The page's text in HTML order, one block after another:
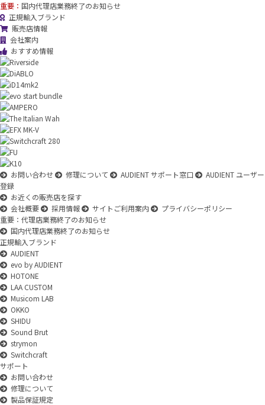
重要： 国内代理店業務終了のお知らせ
正規輸入ブランド
販売店情報
会社案内
おすすめ情報
お問い合わせ 修理について AUDIENT サポート窓口
AUDIENT ユーザー
登録
お近くの販売店を探す
会社概要
採用情報 サイトご利用案内
プライバシーポリシー
重要：代理店業務終了のお知らせ
国内代理店業務終了のお知らせ
正規輸入ブランド
AUDIENT
evo by AUDIENT
HOTONE
LAA CUSTOM
Musicom LAB
OKKO
SHIDU
Sound Brut
strymon
Switchcraft
サポート
お問い合わせ
修理について
製品保証規定